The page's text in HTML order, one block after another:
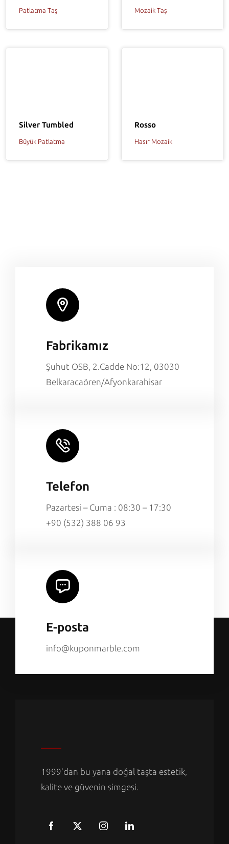
Patlatma Taş Mozaik Taş
Silver Tumbled
Büyük Patlatma
Rosso
Hasır Mozaik
Fabrikamız
Şuhut OSB, 2.Cadde No:12, 03030
Belkaracaören/Afyonkarahisar
Telefon
Pazartesi – Cuma : 08:30 – 17:30
+90 (532) 388 06 93
E-posta
info@kuponmarble.com
1999’dan bu yana doğal taşta estetik,
kalite ve güvenin simgesi.